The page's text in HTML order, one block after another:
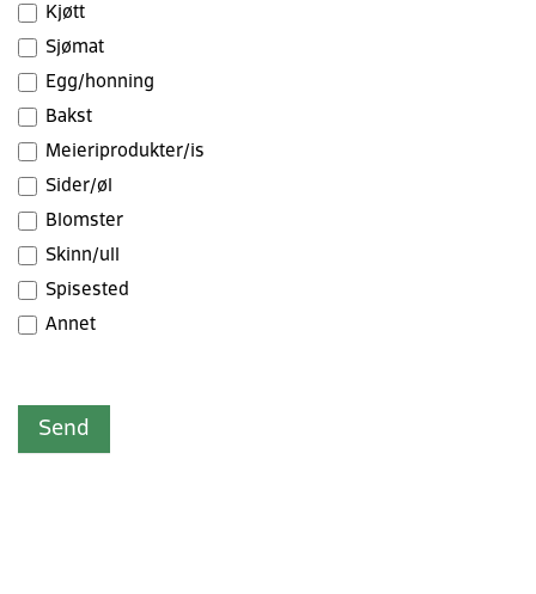
Kjøtt
Sjømat
Egg/honning
Bakst
Meieriprodukter/is
Sider/øl
Blomster
Skinn/ull
Spisested
Annet
Send